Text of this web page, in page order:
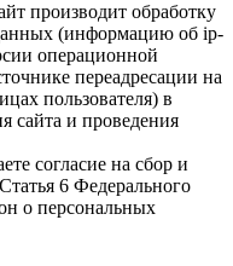
производит обработку
(информацию об ip-
операционной
переадресации на
пользователя) в
сайта и проведения
согласие на сбор и
6 Федерального
о персональных